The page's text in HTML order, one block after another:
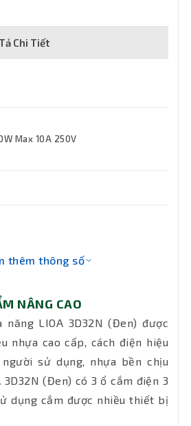
Chi Tiết
Max 10A 250V
thêm thông số
NÂNG CAO
năng LIOA 3D32N (Đen) được
nhựa cao cấp, cách điện hiệu
sử dụng, nhựa bền chịu
3D32N (Đen) có 3 ổ cắm điện 3
dụng cắm được nhiều thiết bị